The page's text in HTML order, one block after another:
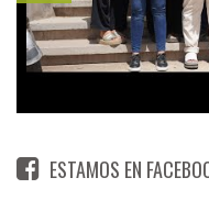
ESTAMOS EN